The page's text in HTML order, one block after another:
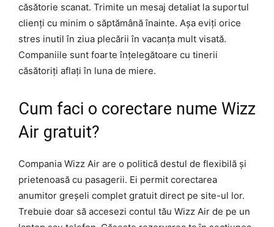
căsătorie scanat. Trimite un mesaj detaliat la suportul
clienți cu minim o săptămână înainte. Așa eviți orice
stres inutil în ziua plecării în vacanța mult visată.
Companiile sunt foarte înțelegătoare cu tinerii
căsătoriți aflați în luna de miere.
Cum faci o corectare nume Wizz
Air gratuit?
Compania Wizz Air are o politică destul de flexibilă și
prietenoasă cu pasagerii. Ei permit corectarea
anumitor greșeli complet gratuit direct pe site-ul lor.
Trebuie doar să accesezi contul tău Wizz Air de pe un